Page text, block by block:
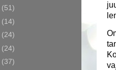
(51)
(14)
(24)
(24)
(37)